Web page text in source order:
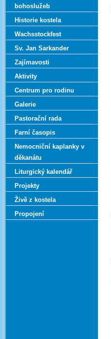
bohoslužeb
Historie kostela
Wachsstockfest
Sv. Jan Sarkander
Zajímavosti
Aktivity
Centrum pro rodinu
Galerie
Pastorační rada
Farní časopis
Nemocniční kaplanky v
děkanátu
Liturgický kalendář
Projekty
Živě z kostela
Propojení